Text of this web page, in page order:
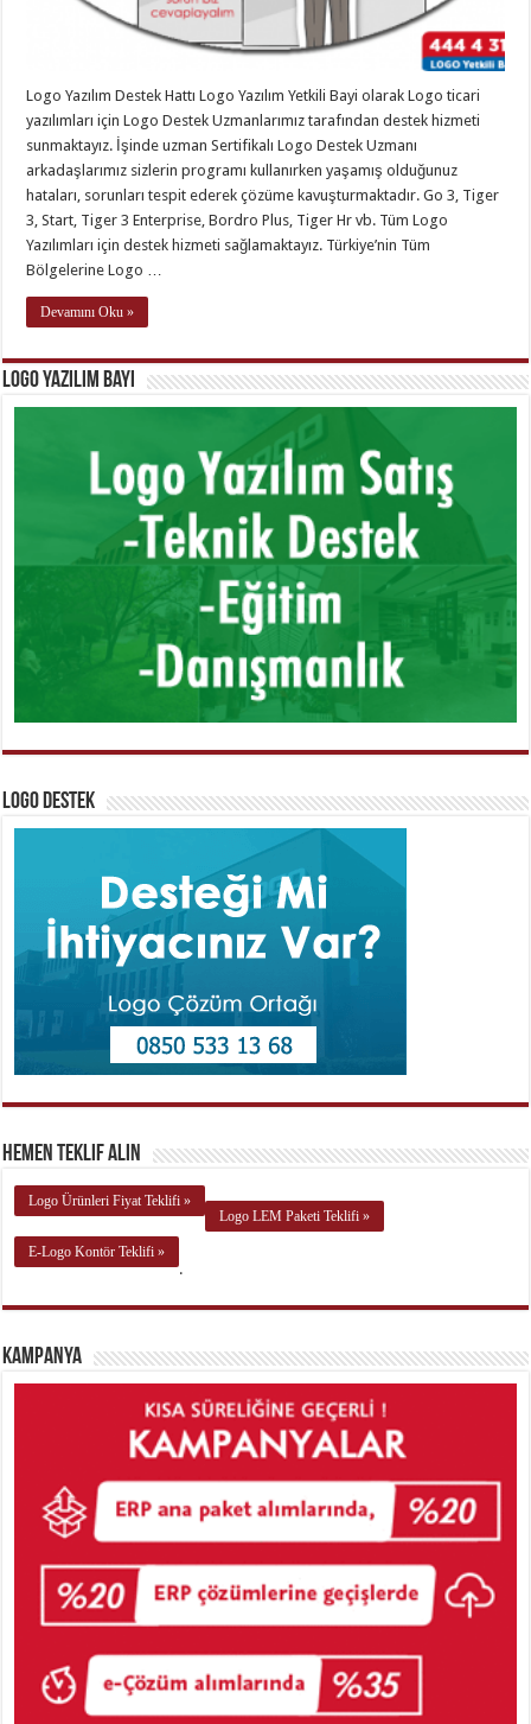
Logo Yazılım Destek Hattı Logo Yazılım Yetkili Bayi olarak Logo ticari
yazılımları için Logo Destek Uzmanlarımız tarafından destek hizmeti
sunmaktayız. İşinde uzman Sertifikalı Logo Destek Uzmanı
arkadaşlarımız sizlerin programı kullanırken yaşamış olduğunuz
hataları, sorunları tespit ederek çözüme kavuşturmaktadır. Go 3, Tiger
3, Start, Tiger 3 Enterprise, Bordro Plus, Tiger Hr vb. Tüm Logo
Yazılımları için destek hizmeti sağlamaktayız. Türkiye’nin Tüm
Bölgelerine Logo …
Devamını Oku »
Logo Yazılım Bayi
Logo Destek
Hemen Teklif Alın
Logo Ürünleri Fiyat Teklifi »
Logo LEM Paketi Teklifi »
E-Logo Kontör Teklifi »
.
Kampanya